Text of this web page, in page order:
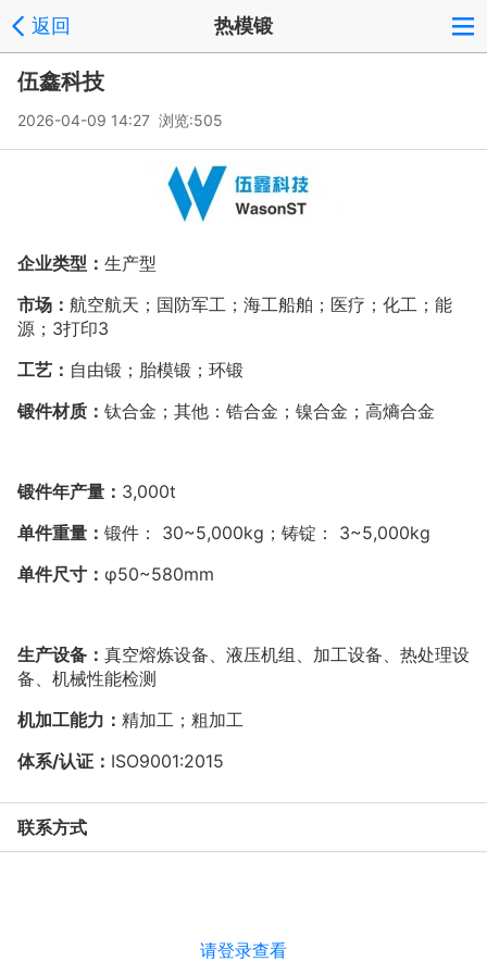
返回 热模锻
伍鑫科技
2026-04-09 14:27 浏览:505
企业类型： 生产型
市场： 航空航天；国防军工；海工船舶；医疗；化工；能
源； 3打印3
工艺： 自由锻；胎模锻；环锻
锻件材质： 钛合金；其他：锆合金；镍合金；高熵合金
锻件年产量： 3,000t
单件重量： 锻件： 30~5,000kg ；铸锭：
3~5,000kg
单件尺寸： φ50~580mm
生产设备： 真空熔炼设备、液压机组、加工设备、热处理设
备、机械性能检测
机加工能力： 精加工；粗加工
体系/认证： ISO9001:2015
联系方式
请登录查看